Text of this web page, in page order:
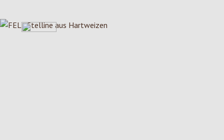
Bildergalerie überspringen